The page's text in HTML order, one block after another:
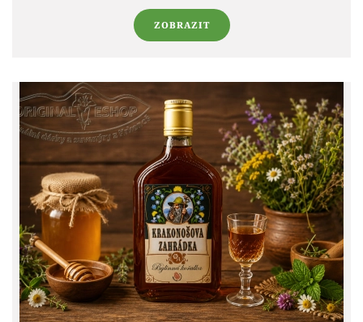
ZOBRAZIT